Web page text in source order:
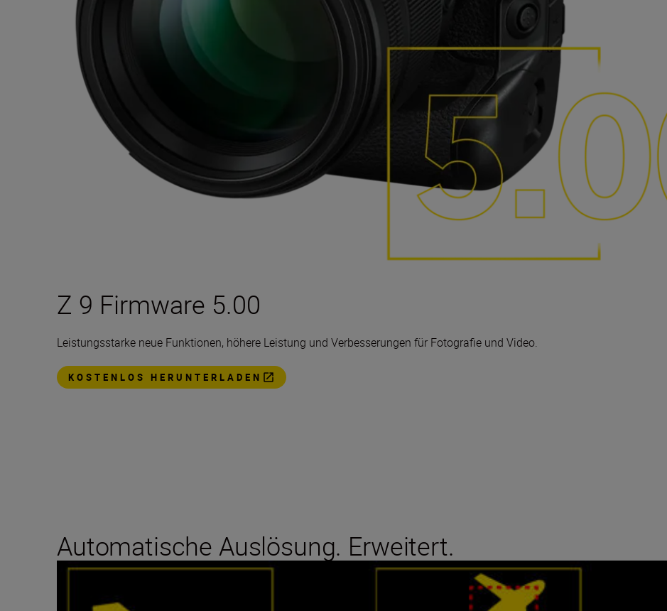
Z 9 Firmware 5.00
Leistungsstarke neue Funktionen, höhere Leistung und Verbesserungen für Fotografie und Video.
KOSTENLOS HERUNTERLADEN
Automatische Auslösung. Erweitert.